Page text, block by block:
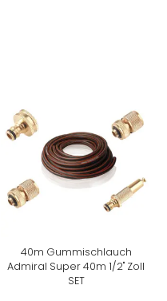
40m Gummischlauch
Admiral Super 40m 1/2" Zoll
SET